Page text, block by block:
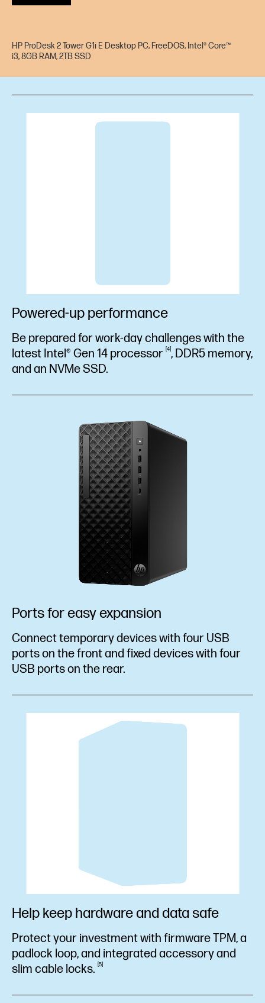
HP ProDesk 2 Tower G1i E Desktop PC, FreeDOS, Intel® Core™
i3, 8GB RAM, 2TB SSD
Powered-up performance
Be prepared for work-day challenges with the
latest Intel® Gen 14 processor 4, DDR5 memory,
and an NVMe SSD.
Ports for easy expansion
Connect temporary devices with four USB
ports on the front and fixed devices with four
USB ports on the rear.
Help keep hardware and data safe
Protect your investment with firmware TPM, a
padlock loop, and integrated accessory and
slim cable locks. 5